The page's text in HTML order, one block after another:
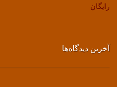
رایگان
آخرین دیدگاه‌ها